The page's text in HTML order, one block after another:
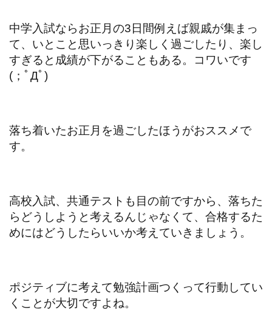
中学入試ならお正月の3日間例えば親戚が集まっ
て、いとこと思いっきり楽しく過ごしたり、楽し
すぎると成績が下がることもある。コワいです
(；ﾟДﾟ)
落ち着いたお正月を過ごしたほうがおススメで
す。
高校入試、共通テストも目の前ですから、落ちた
らどうしようと考えるんじゃなくて、合格するた
めにはどうしたらいいか考えていきましょう。
ポジティブに考えて勉強計画つくって行動してい
くことが大切ですよね。